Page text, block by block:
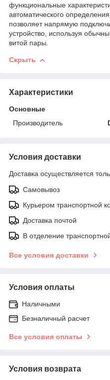
функциональные
автоматического
позволяет напрямую
устройство, используя
витой пары.
Скрыть
Характеристики
Основные
Производитель
Условия доставки
Доставка осуществляется
Самовывоз
Курьером транспортной
Доставка почтой
В отделение
Все условия доставки
Условия оплаты
Наличными
Безналичный расчет
Все условия оплаты
Условия возврата